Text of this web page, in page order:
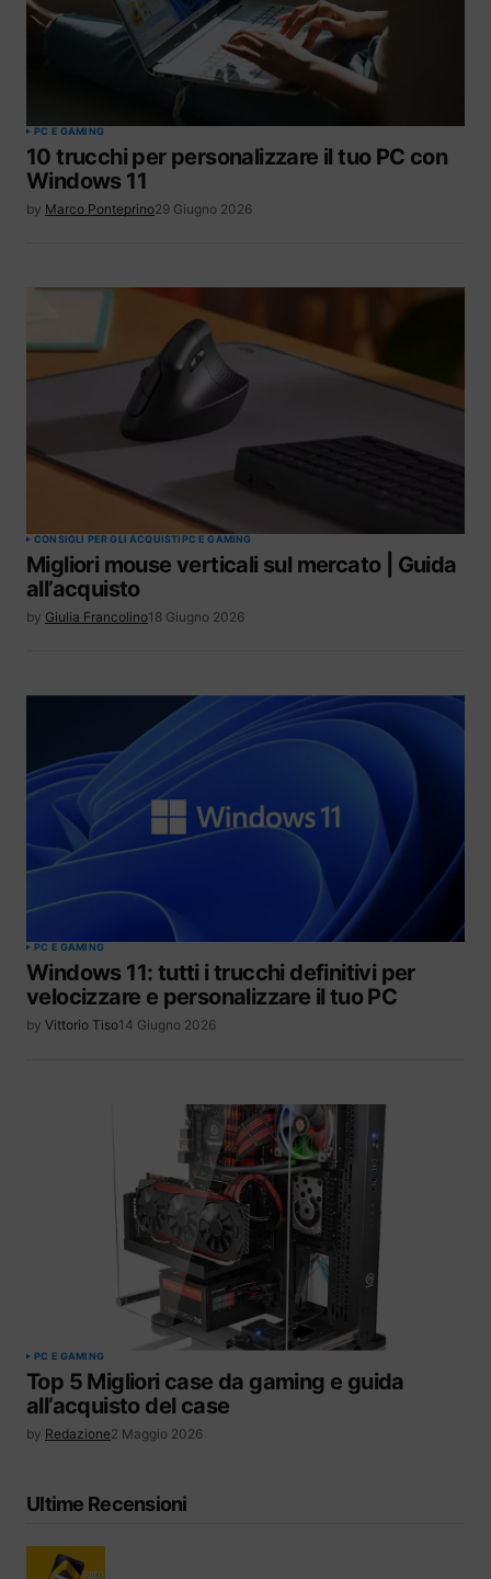
PC E GAMING
10 trucchi per personalizzare il tuo PC con
Windows 11
by Marco Ponteprino29 Giugno 2026
CONSIGLI PER GLI ACQUISTIPC E GAMING
Migliori mouse verticali sul mercato | Guida
all’acquisto
by Giulia Francolino18 Giugno 2026
PC E GAMING
Windows 11: tutti i trucchi definitivi per
velocizzare e personalizzare il tuo PC
by Vittorio Tiso14 Giugno 2026
PC E GAMING
Top 5 Migliori case da gaming e guida
all’acquisto del case
by Redazione2 Maggio 2026
Ultime Recensioni